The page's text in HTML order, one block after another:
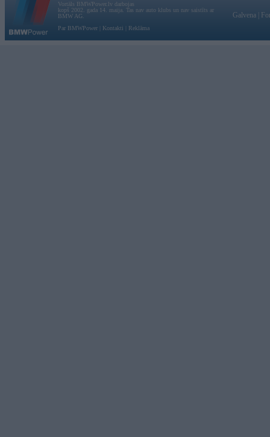
Vortāls BMWPower.lv darbojas
kopš 2002. gada 14. maija. Tas nav auto klubs un nav saistīts ar
BMW AG.
Par BMWPower
Kontakti Reklāma
Galvena